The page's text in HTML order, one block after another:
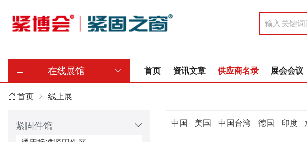
在线展馆 首页 资讯文章 供应商名录 展会会议
首页 线上展
紧固件馆 中国 美国 中国台湾 德国 印度